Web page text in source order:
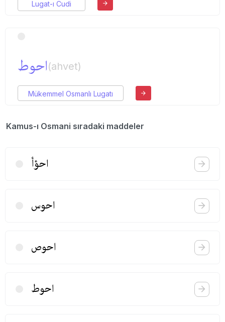
Lugat-ı Cudi
احوط(ahvet)
Mükemmel Osmanlı Lugatı
Kamus-ı Osmani sıradaki maddeler
احؤأ
احوس
احوص
احوط